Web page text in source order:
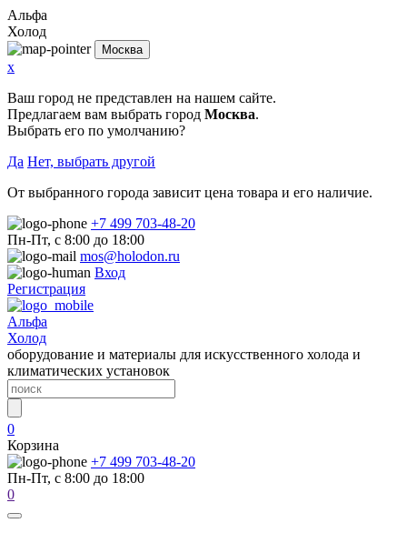
Альфа
Холод
Москва
x
Ваш город не представлен на нашем сайте.
Предлагаем вам выбрать город Москва.
Выбрать его по умолчанию?
Да Нет, выбрать другой
От выбранного города зависит цена товара и его наличие.
+7 499 703-48-20
Пн-Пт, с 8:00 до 18:00
mos@holodon.ru
Вход
Регистрация
Альфа
Холод
оборудование и материалы для искусственного холода и
климатических установок
0
Корзина
+7 499 703-48-20
Пн-Пт, с 8:00 до 18:00
0